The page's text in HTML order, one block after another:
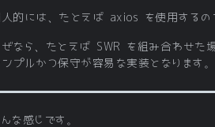
的には、たとえば axios を使用する
ぜなら、たとえば SWR を組み合わせ
プルかつ保守が容易な実装となります。
な感じです。